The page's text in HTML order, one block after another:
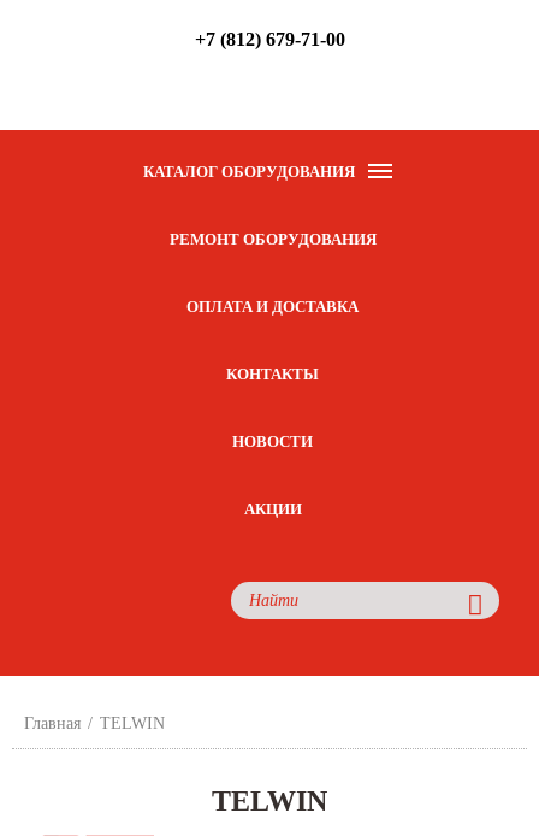
+7 (812) 679-71-00
КАТАЛОГ ОБОРУДОВАНИЯ
РЕМОНТ ОБОРУДОВАНИЯ
ОПЛАТА И ДОСТАВКА
КОНТАКТЫ
НОВОСТИ
АКЦИИ
Главная / TELWIN
TELWIN